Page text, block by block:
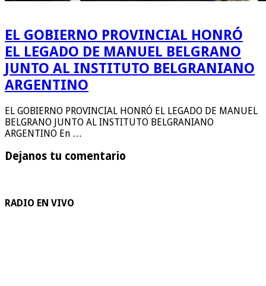
EL GOBIERNO PROVINCIAL HONRÓ
EL LEGADO DE MANUEL BELGRANO
JUNTO AL INSTITUTO BELGRANIANO
ARGENTINO
EL GOBIERNO PROVINCIAL HONRÓ EL LEGADO DE MANUEL
BELGRANO JUNTO AL INSTITUTO BELGRANIANO
ARGENTINO En …
Dejanos tu comentario
RADIO EN VIVO